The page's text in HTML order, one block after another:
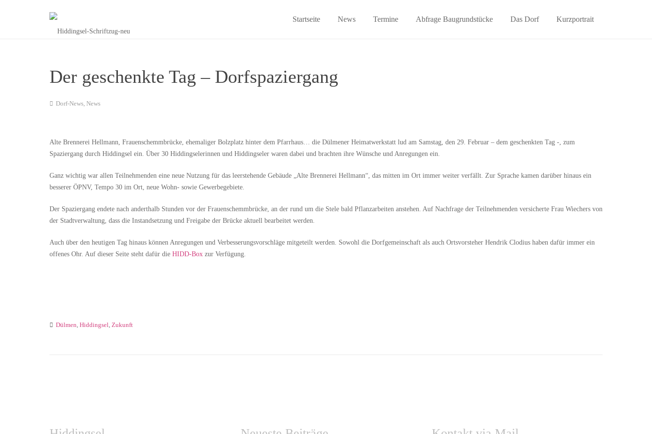
Startseite News Termine Abfrage Baugrundstücke Das Dorf Kurzportrait
Der geschenkte Tag – Dorfspaziergang
Dorf-News,News
Alte Brennerei Hellmann, Frauenschemmbrücke, ehemaliger Bolzplatz hinter dem Pfarrhaus… die Dülmener Heimatwerkstatt lud am Samstag, den 29. Februar – dem geschenkten Tag -, zum
Spaziergang durch Hiddingsel ein. Über 30 Hiddingselerinnen und Hiddingseler waren dabei und brachten ihre Wünsche und Anregungen ein.
Ganz wichtig war allen Teilnehmenden eine neue Nutzung für das leerstehende Gebäude „Alte Brennerei Hellmann“, das mitten im Ort immer weiter verfällt. Zur Sprache kamen darüber hinaus ein
besserer ÖPNV, Tempo 30 im Ort, neue Wohn- sowie Gewerbegebiete.
Der Spaziergang endete nach anderthalb Stunden vor der Frauenschemmbrücke, an der rund um die Stele bald Pflanzarbeiten anstehen. Auf Nachfrage der Teilnehmenden versicherte Frau Wiechers von
der Stadtverwaltung, dass die Instandsetzung und Freigabe der Brücke aktuell bearbeitet werden.
Auch über den heutigen Tag hinaus können Anregungen und Verbesserungsvorschläge mitgeteilt werden. Sowohl die Dorfgemeinschaft als auch Ortsvorsteher Hendrik Clodius haben dafür immer ein
offenes Ohr. Auf dieser Seite steht dafür die HIDD-Box zur Verfügung.
Dülmen,Hiddingsel,Zukunft